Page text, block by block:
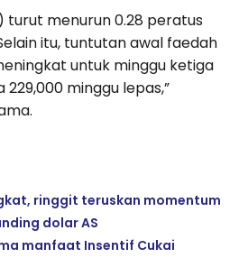
turut menurun 0.28 peratus
itu, tuntutan awal faedah
untuk minggu ketiga
minggu lepas,”
ringgit teruskan momentum
dolar AS
manfaat Insentif Cukai